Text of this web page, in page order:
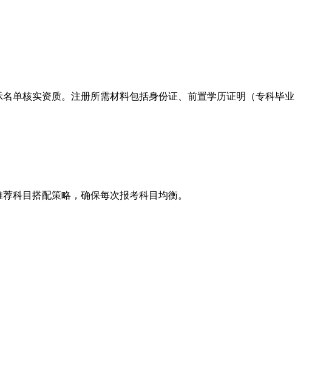
核实资质。注册所需材料包括身份证、前置学历证明（专科毕业
目搭配策略，确保每次报考科目均衡。